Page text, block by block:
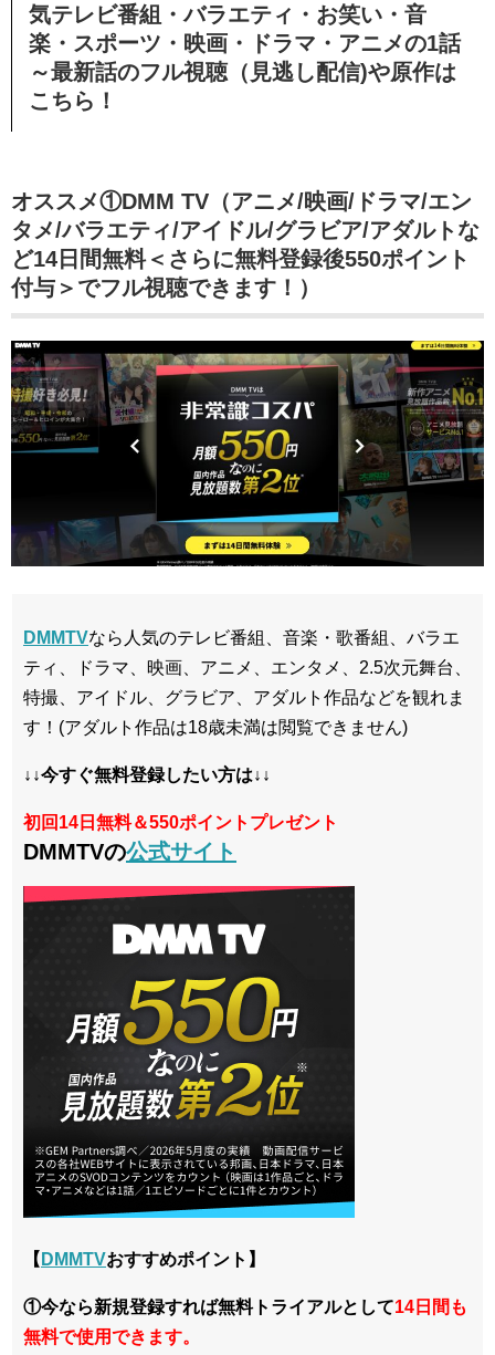
気テレビ番組・バラエティ・お笑い・音
楽・スポーツ・映画・ドラマ・アニメの1話
～最新話のフル視聴（見逃し配信)や原作は
こちら！
オススメ①DMM TV（アニメ/映画/ドラマ/エン
タメ/バラエティ/アイドル/グラビア/アダルトな
ど14日間無料＜さらに無料登録後550ポイント
付与＞でフル視聴できます！）
DMMTVなら人気のテレビ番組、音楽・歌番組、バラエ
ティ、ドラマ、映画、アニメ、エンタメ、2.5次元舞台、
特撮、アイドル、グラビア、アダルト作品などを観れま
す！(アダルト作品は18歳未満は閲覧できません)
↓↓今すぐ無料登録したい方は↓↓
初回14日無料＆550ポイントプレゼント
DMMTVの公式サイト
【 DMMTVおすすめポイント】
①今なら新規登録すれば無料トライアルとして14日間も
無料で使用できます。